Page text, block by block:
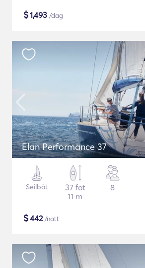
$1,493 /dag
Elan Performance 37
Seilbåt
37 fot
11 m
8
$442/natt